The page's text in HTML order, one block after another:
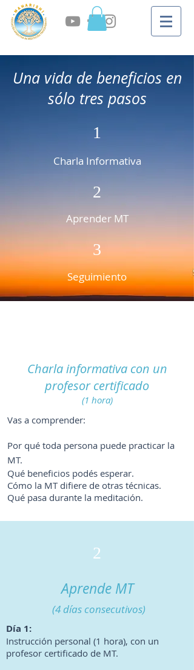
Una vida de beneficios en
sólo tres pasos
1
Charla Informativa
2
Aprender MT
3
Seguimiento
Charla informativa con un
profesor certificado
(1 hora)
Vas a comprender:
Por qué toda persona puede practicar la
MT.
Qué beneficios podés esperar.
Cómo la MT difiere de otras técnicas.
Qué pasa durante la meditación.
2
Aprende MT
(4 días consecutivos)
Día 1:
Instrucción personal (1 hora), con un
profesor certificado de MT.